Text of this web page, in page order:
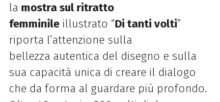
la mostra sul ritratto
femminileillustrato “Di tanti volti”
riporta l’attenzione sulla
bellezza autentica del disegno e sulla
sua capacità unica di creare il dialogo
che da forma al guardare più profondo.